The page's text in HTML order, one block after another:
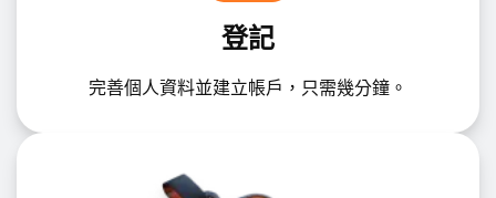
登記
完善個人資料並建立帳戶，只需幾分鐘。